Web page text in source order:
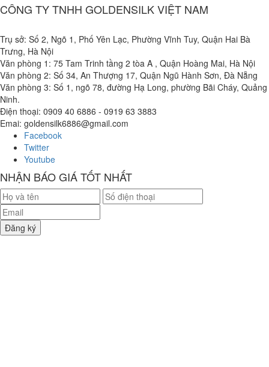
CÔNG TY TNHH GOLDENSILK VIỆT NAM
Trụ sở: Số 2, Ngõ 1, Phố Yên Lạc, Phường Vĩnh Tuy, Quận Hai Bà
Trưng, Hà Nội
Văn phòng 1: 75 Tam Trinh tầng 2 tòa A , Quận Hoàng Mai, Hà Nội
Văn phòng 2: Số 34, An Thượng 17, Quận Ngũ Hành Sơn, Đà Nẵng
Văn phòng 3: Số 1, ngõ 78, đường Hạ Long, phường Bãi Cháy, Quảng
Ninh.
Điện thoại: 0909 40 6886 - 0919 63 3883
Emai: goldensilk6886@gmail.com
Facebook
Twitter
Youtube
NHẬN BÁO GIÁ TỐT NHẤT